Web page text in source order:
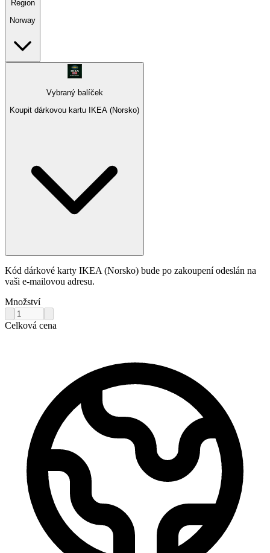
Region
Norway
Vybraný balíček
Koupit dárkovou kartu IKEA (Norsko)
Kód dárkové karty IKEA (Norsko) bude po zakoupení odeslán na
vaši e-mailovou adresu.
Množství
Celková cena